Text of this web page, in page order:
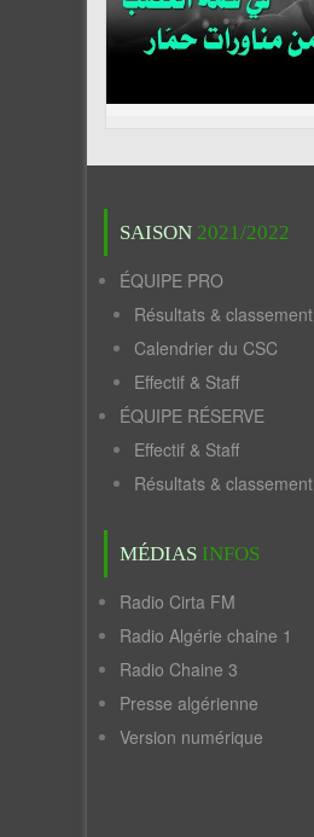
SAISON 2021/2022
ÉQUIPE PRO
Résultats & classement
Calendrier du CSC
Effectif & Staff
ÉQUIPE RÉSERVE
Effectif & Staff
Résultats & classement
MÉDIAS INFOS
Radio Cirta FM
Radio Algérie chaine 1
Radio Chaine 3
Presse algérienne
Version numérique